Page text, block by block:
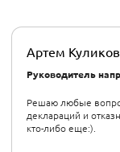
Артем Куликов
Руководитель
Решаю любые
деклараций и
кто-либо еще:).